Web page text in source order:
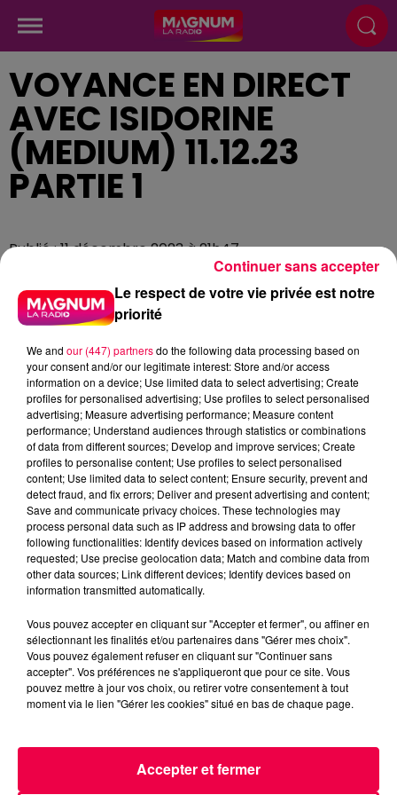
VOYANCE EN DIRECT
AVEC ISIDORINE
(MEDIUM) 11.12.23
PARTIE 1
Publié : 11 décembre 2023 à 21h47
podcasts/2023/12/Voyance-en-Direct-ISIDORINE-
11.12.23-PARTIE-1.mp3
ACCUEIL INFOS
EMISSIONS
Le respect de votre vie privée est notre
priorité
We and our (447) partnersdo the following data processing based on
your consent and/or our legitimate interest: Store and/or access
information on a device; Use limited data to select advertising; Create
profiles for personalised advertising; Use profiles to select personalised
advertising; Measure advertising performance; Measure content
performance; Understand audiences through statistics or combinations
of data from different sources; Develop and improve services; Create
profiles to personalise content; Use profiles to select personalised
content; Use limited data to select content; Ensure security, prevent and
detect fraud, and fix errors; Deliver and present advertising and content;
Save and communicate privacy choices. These technologies may
process personal data such as IP address and browsing data to offer
following functionalities: Identify devices based on information actively
requested; Use precise geolocation data; Match and combine data from
other data sources; Link different devices; Identify devices based on
information transmitted automatically.
Vous pouvez accepter en cliquant sur "Accepter et fermer", ou affiner en
sélectionnant les finalités et/ou partenaires dans "Gérer mes choix".
Vous pouvez également refuser en cliquant sur "Continuer sans
accepter". Vos préférences ne s'appliqueront que pour ce site. Vous
pouvez mettre à jour vos choix, ou retirer votre consentement à tout
moment via le lien "Gérer les cookies" situé en bas de chaque page.
Accepter et fermer
Continuer sans accepter